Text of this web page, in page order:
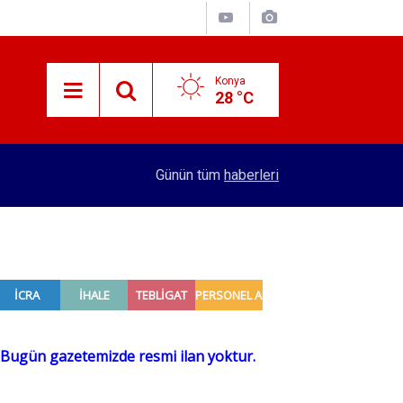
Konya
28 °C
Gümrüklerde bu yıl 58 bin canlı hayvan ele
Günün tüm haberleri